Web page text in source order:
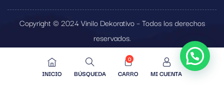
Copyright © 2024 Vinilo Dekorativo – Todos los derechos
reservados.
INICIO BÚSQUEDA
0
CARRO MI CUENTA